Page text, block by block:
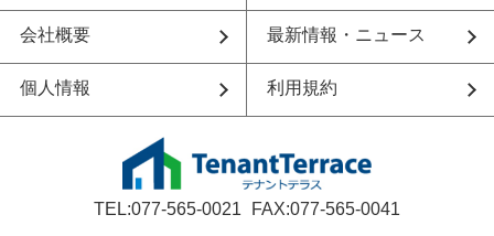
会社概要 最新情報・ニュース
個人情報 利用規約
TEL:077-565-0021 FAX:077-565-0041